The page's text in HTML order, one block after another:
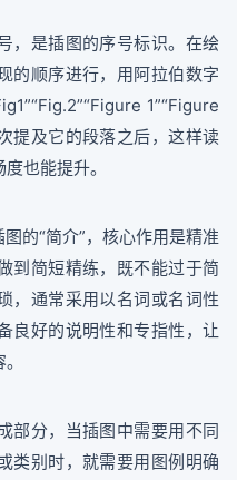
是插图的序号标识。在绘
的顺序进行，用阿拉伯数字
1”“Figure
提及它的段落之后，这样读
也能提升。
的“简介”，核心作用是精准
到简短精练，既不能过于简
，通常采用以名词或名词性
良好的说明性和专指性，让
分，当插图中需要用不同
类别时，就需要用图例明确